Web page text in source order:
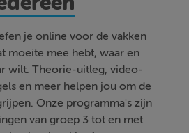
je online voor de vakken
moeite mee hebt, waar en
wilt. Theorie-uitleg, video-
en meer helpen jou om de
Onze programma's zijn
van groep 3 tot en met